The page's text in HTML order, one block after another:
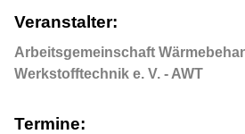
Veranstalter:
Arbeitsgemeinschaft
Werkstofftechnik e. V. - AWT
Termine: